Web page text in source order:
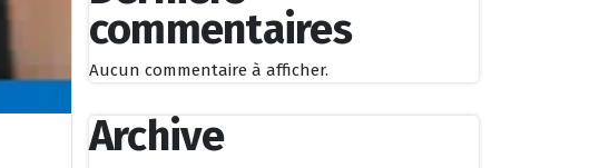
commentaires
Aucun commentaire à afficher.
Archive